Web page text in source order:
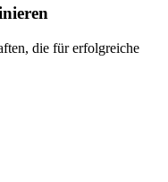
die für erfolgreiche